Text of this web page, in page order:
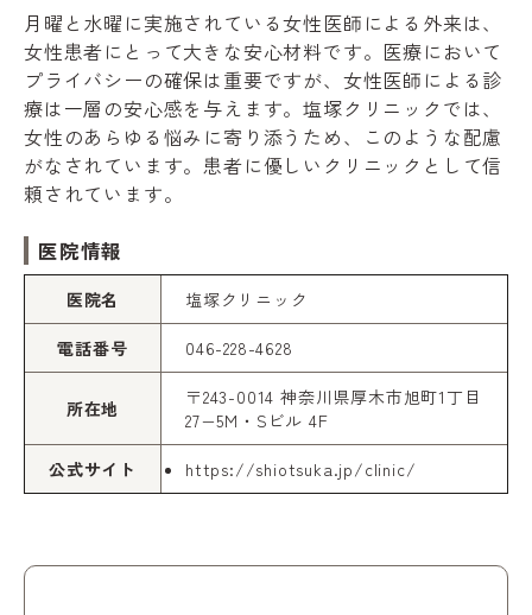
月曜と水曜に実施されている女性医師による外来は、
女性患者にとって大きな安心材料です。医療において
プライバシーの確保は重要ですが、女性医師による診
療は一層の安心感を与えます。塩塚クリニックでは、
女性のあらゆる悩みに寄り添うため、このような配慮
がなされています。患者に優しいクリニックとして信
頼されています。
医院情報
医院名 塩塚クリニック
電話番号 046-228-4628
所在地
〒243-0014 神奈川県厚木市旭町1丁目
27−5M・Sビル 4F
公式サイト https://shiotsuka.jp/clinic/